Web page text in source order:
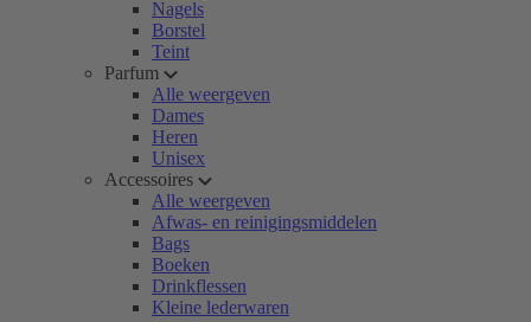
Nagels
Borstel
Teint
Parfum
Alle weergeven
Dames
Heren
Unisex
Accessoires
Alle weergeven
Afwas- en reinigingsmiddelen
Bags
Boeken
Drinkflessen
Kleine lederwaren